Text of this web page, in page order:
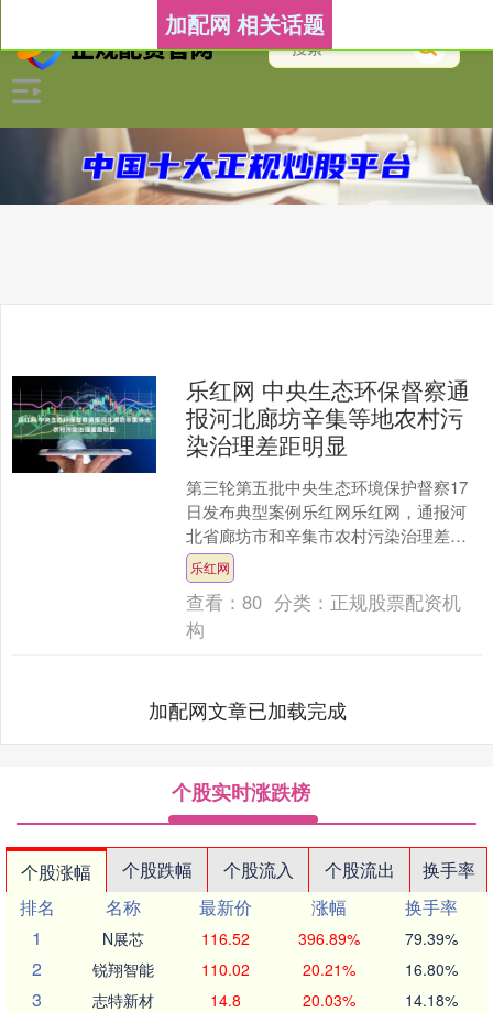
加配网 相关话题
乐红网 中央生态环保督察通
报河北廊坊辛集等地农村污
染治理差距明显
第三轮第五批中央生态环境保护督察17
日发布典型案例乐红网乐红网，通报河
北省廊坊市和辛集市农村污染治理差距
明显乐红网，污水治理不到位，畜禽粪
污乱堆乱排、垃圾违法倾....
乐红网
查看：80 分类： 正规股票配资机
构
加配网文章已加载完成
个股实时涨跌榜
个股涨幅 个股跌幅 个股流入 个股流出
换手率
排名
名称 最新价 涨幅
换手率
1
N展芯 116.52 396.89% 79.39%
2 锐翔智能 110.02 20.21% 16.80%
3 志特新材 14.8 20.03% 14.18%